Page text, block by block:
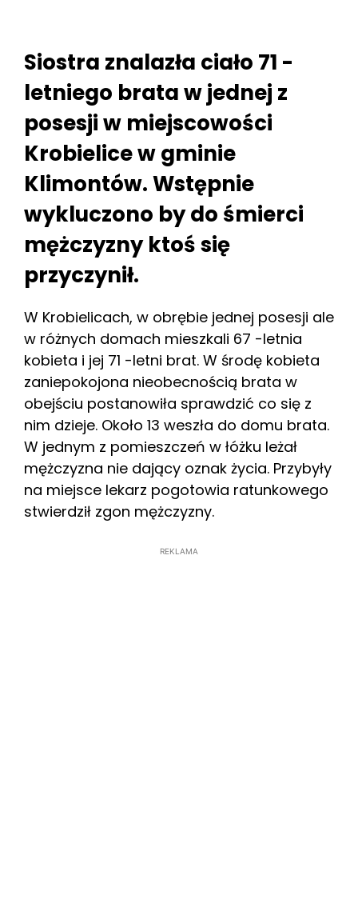
Siostra znalazła ciało 71 -
letniego brata w jednej z
posesji w miejscowości
Krobielice w gminie
Klimontów. Wstępnie
wykluczono by do śmierci
mężczyzny ktoś się
przyczynił.
W Krobielicach, w obrębie jednej posesji ale
w różnych domach mieszkali 67 -letnia
kobieta i jej 71 -letni brat. W środę kobieta
zaniepokojona nieobecnością brata w
obejściu postanowiła sprawdzić co się z
nim dzieje. Około 13 weszła do domu brata.
W jednym z pomieszczeń w łóżku leżał
mężczyzna nie dający oznak życia. Przybyły
na miejsce lekarz pogotowia ratunkowego
stwierdził zgon mężczyzny.
REKLAMA